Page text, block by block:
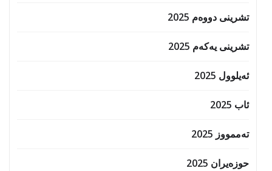
تشرینی دووەم 2025
تشرینی یەکەم 2025
ئەیلوول 2025
ئاب 2025
تەممووز 2025
حوزه‌یران 2025